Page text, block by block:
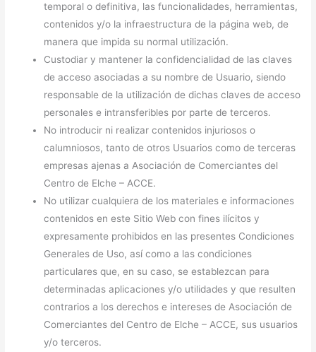
temporal o definitiva, las funcionalidades, herramientas,
contenidos y/o la infraestructura de la página web, de
manera que impida su normal utilización.
Custodiar y mantener la confidencialidad de las claves
de acceso asociadas a su nombre de Usuario, siendo
responsable de la utilización de dichas claves de acceso
personales e intransferibles por parte de terceros.
No introducir ni realizar contenidos injuriosos o
calumniosos, tanto de otros Usuarios como de terceras
empresas ajenas a Asociación de Comerciantes del
Centro de Elche – ACCE.
No utilizar cualquiera de los materiales e informaciones
contenidos en este Sitio Web con fines ilícitos y
expresamente prohibidos en las presentes Condiciones
Generales de Uso, así como a las condiciones
particulares que, en su caso, se establezcan para
determinadas aplicaciones y/o utilidades y que resulten
contrarios a los derechos e intereses de Asociación de
Comerciantes del Centro de Elche – ACCE, sus usuarios
y/o terceros.